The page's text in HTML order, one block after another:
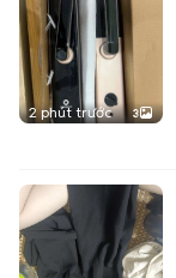
2 phút trước 3